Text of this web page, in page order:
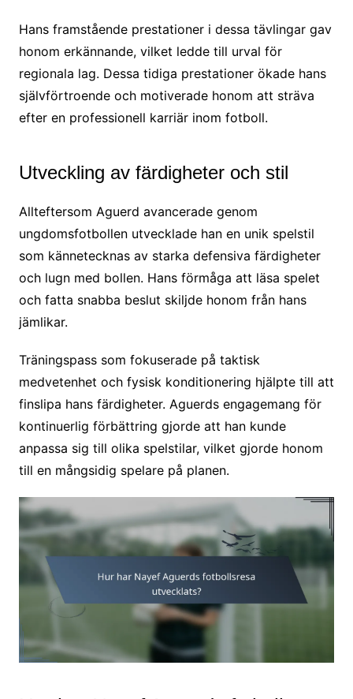
Hans framstående prestationer i dessa tävlingar gav
honom erkännande, vilket ledde till urval för
regionala lag. Dessa tidiga prestationer ökade hans
självförtroende och motiverade honom att sträva
efter en professionell karriär inom fotboll.
Utveckling av färdigheter och stil
Allteftersom Aguerd avancerade genom
ungdomsfotbollen utvecklade han en unik spelstil
som kännetecknas av starka defensiva färdigheter
och lugn med bollen. Hans förmåga att läsa spelet
och fatta snabba beslut skiljde honom från hans
jämlikar.
Träningspass som fokuserade på taktisk
medvetenhet och fysisk konditionering hjälpte till att
finslipa hans färdigheter. Aguerds engagemang för
kontinuerlig förbättring gjorde att han kunde
anpassa sig till olika spelstilar, vilket gjorde honom
till en mångsidig spelare på planen.